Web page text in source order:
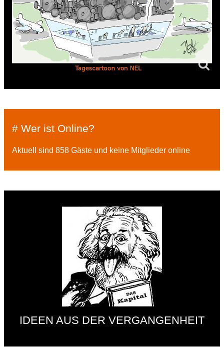
# Wer ist Online?
Aktuell sind 858 Gäste und keine Mitglieder online
IDEEN AUS DER VERGANGENHEIT